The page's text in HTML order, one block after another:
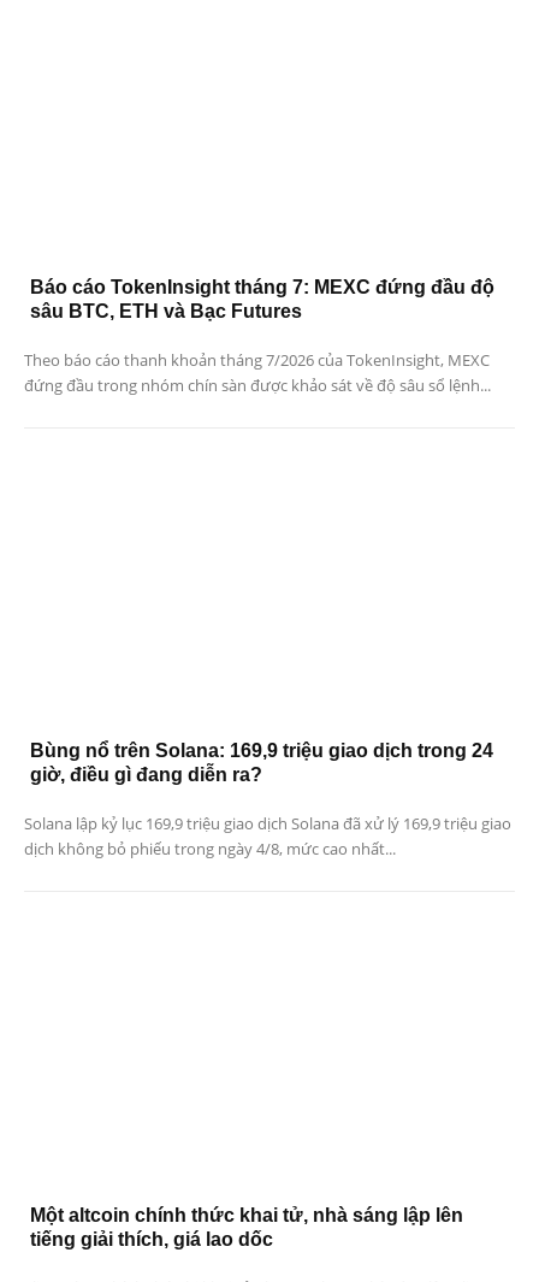
Báo cáo TokenInsight tháng 7: MEXC đứng đầu độ
sâu BTC, ETH và Bạc Futures
Theo báo cáo thanh khoản tháng 7/2026 của TokenInsight, MEXC
đứng đầu trong nhóm chín sàn được khảo sát về độ sâu sổ lệnh...
Bùng nổ trên Solana: 169,9 triệu giao dịch trong 24
giờ, điều gì đang diễn ra?
Solana lập kỷ lục 169,9 triệu giao dịch Solana đã xử lý 169,9 triệu giao
dịch không bỏ phiếu trong ngày 4/8, mức cao nhất...
Một altcoin chính thức khai tử, nhà sáng lập lên
tiếng giải thích, giá lao dốc